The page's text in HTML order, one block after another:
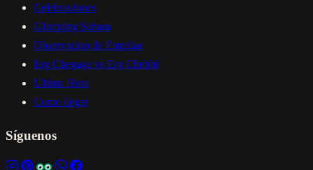
Celebraciones
Glamping Sahara
Observacion de Estrellas
Erg Chegaga vs Erg Chebbi
Ultima Hora
Como llegar
Síguenos